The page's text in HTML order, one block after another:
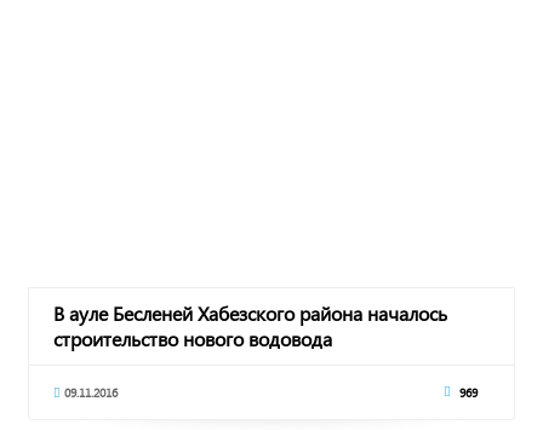
В ауле Бесленей Хабезского района началось
строительство нового водовода
09.11.2016 969